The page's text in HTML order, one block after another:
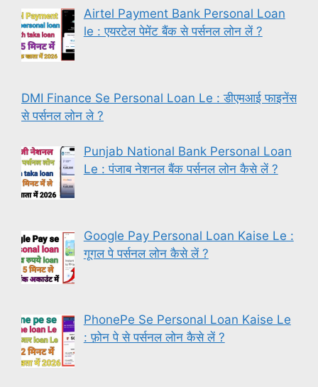
Airtel Payment Bank Personal Loan
le : एयरटेल पेमेंट बैंक से पर्सनल लोन लें ?
DMI Finance Se Personal Loan Le : डीएमआई फाइनेंस
से पर्सनल लोन ले ?
Punjab National Bank Personal Loan
Le : पंजाब नेशनल बैंक पर्सनल लोन कैसे लें ?
Google Pay Personal Loan Kaise Le :
गूगल पे पर्सनल लोन कैसे लें ?
PhonePe Se Personal Loan Kaise Le
: फ़ोन पे से पर्सनल लोन कैसे लें ?